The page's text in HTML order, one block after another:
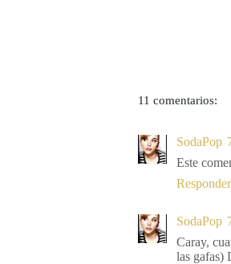
11 comentarios:
SodaPop
Este
Responder
SodaPop
Caray,
las gafas)